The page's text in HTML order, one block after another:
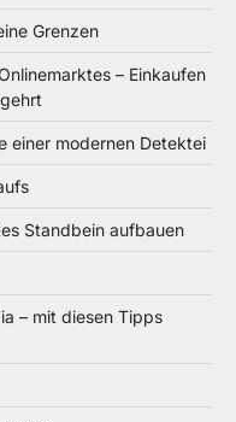
Grenzen
– Einkaufen
einer modernen Detektei
Standbein aufbauen
– mit diesen Tipps